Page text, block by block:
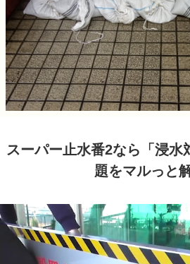
スーパー止水番2なら「浸水
題をマルっと